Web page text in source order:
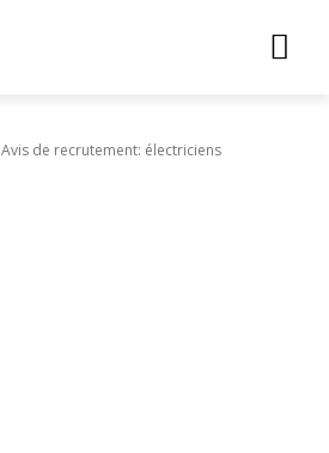
Avis de recrutement: électriciens